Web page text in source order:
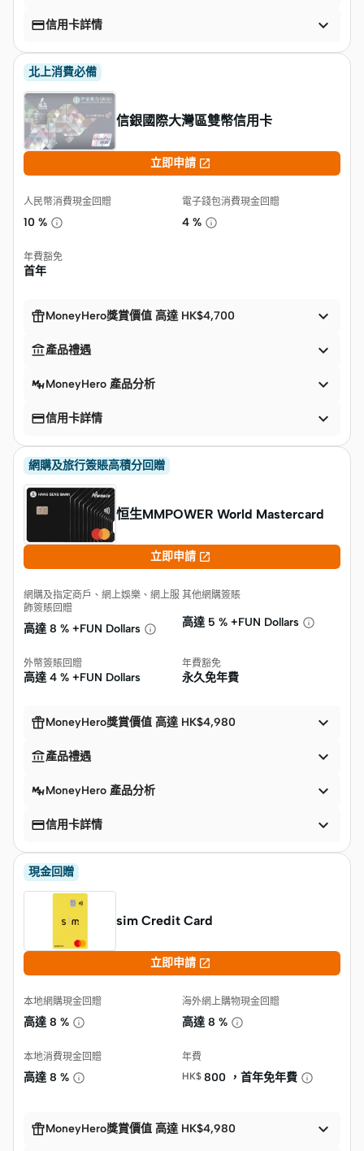
信用卡詳情 
北上消費必備
信銀國際大灣區雙幣信用卡
立即申請 
人民幣消費現金回贈
10 %
電子錢包消費現金回贈
4 %
年費豁免
首年
MoneyHero獎賞價值 高達 HK$4,700 
產品禮遇 
MoneyHero 產品分析 
信用卡詳情 
網購及旅行簽賬高積分回贈
恒生MMPOWER World Mastercard
立即申請 
網購及指定商戶、網上娛樂、網上服
飾簽賬回贈
高達 8 % +FUN Dollars
其他網購簽賬
高達 5 % +FUN Dollars
外幣簽賬回贈
高達 4 % +FUN Dollars
年費豁免
永久免年費
MoneyHero獎賞價值 高達 HK$4,980 
產品禮遇 
MoneyHero 產品分析 
信用卡詳情 
現金回贈
sim Credit Card
立即申請 
本地網購現金回贈
高達 8 %
海外網上購物現金回贈
高達 8 %
本地消費現金回贈
高達 8 %
年費
HK$ 800 ，首年免年費
MoneyHero獎賞價值 高達 HK$4,980 